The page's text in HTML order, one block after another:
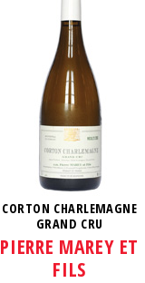
CORTON CHARLEMAGNE
GRAND CRU
PIERRE MAREY ET
FILS